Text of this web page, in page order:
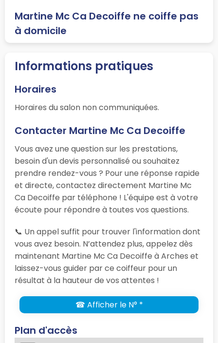
Martine Mc Ca Decoiffe ne coiffe pas
à domicile
Informations pratiques
Horaires
Horaires du salon non communiquées.
Contacter Martine Mc Ca Decoiffe
Vous avez une question sur les prestations,
besoin d'un devis personnalisé ou souhaitez
prendre rendez-vous ? Pour une réponse rapide
et directe, contactez directement Martine Mc
Ca Decoiffe par téléphone ! L'équipe est à votre
écoute pour répondre à toutes vos questions.
📞 Un appel suffit pour trouver l'information dont
vous avez besoin. N’attendez plus, appelez dès
maintenant Martine Mc Ca Decoiffe à Arches et
laissez-vous guider par ce coiffeur pour un
résultat à la hauteur de vos attentes !
☎ Afficher le N° *
Plan d'accès